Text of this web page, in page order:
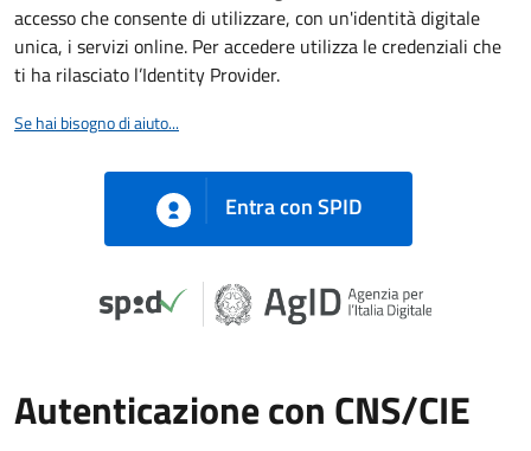
accesso che consente di utilizzare, con un'identità digitale
unica, i servizi online. Per accedere utilizza le credenziali che
ti ha rilasciato l’Identity Provider.
Se hai bisogno di aiuto...
Entra con SPID
Autenticazione con CNS/CIE